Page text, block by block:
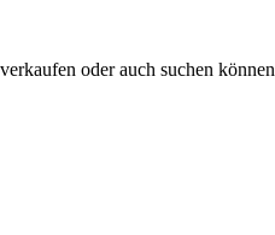
oder auch suchen können